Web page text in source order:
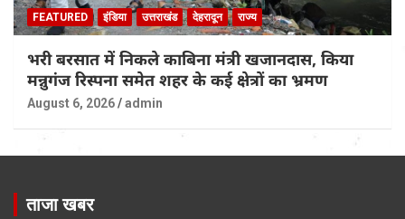
FEATURED इंडिया उत्तराखंड देहरादून राज्य
भरी बरसात में निकले काबिना मंत्री खजानदास, किया
मन्नुगंज रिस्पना समेत शहर के कई क्षेत्रों का भ्रमण
August 6, 2026 admin
ताजा खबर